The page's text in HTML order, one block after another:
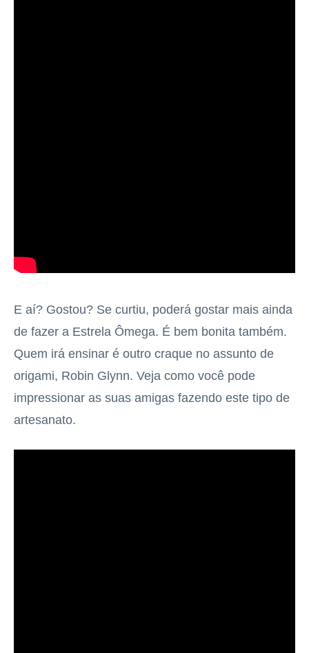
E aí? Gostou? Se curtiu, poderá gostar mais ainda
de fazer a Estrela Ômega. É bem bonita também.
Quem irá ensinar é outro craque no assunto de
origami, Robin Glynn. Veja como você pode
impressionar as suas amigas fazendo este tipo de
artesanato.